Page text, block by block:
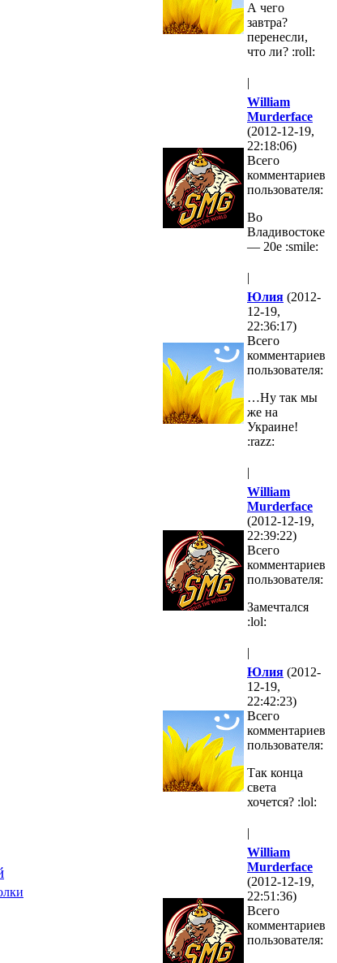
А чего
завтра?
перенесли,
что ли? :roll:
|
William
Murderface
(2012-12-19,
22:18:06)
Всего
комментариев
пользователя:
Во
Владивостоке
— 20е :smile:
|
Юлия (2012-
12-19,
22:36:17)
Всего
комментариев
пользователя:
…Ну так мы
же на
Украине!
:razz:
|
William
Murderface
(2012-12-19,
22:39:22)
Всего
комментариев
пользователя:
Замечтался
:lol:
|
Юлия (2012-
12-19,
22:42:23)
Всего
комментариев
пользователя:
Так конца
света
хочется? :lol:
|
William
Murderface
(2012-12-19,
22:51:36)
Всего
комментариев
пользователя: